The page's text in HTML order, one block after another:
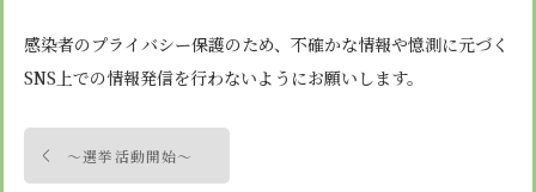
学校紹介ムービー
寄付金の募集
感染者のプライバシー保護のため、不確かな情報や憶測に元づく
SNS上での情報発信を行わないようにお願いします。
投
稿
～選挙活動開始～